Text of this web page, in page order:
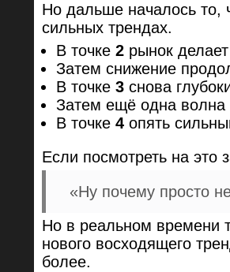
Но дальше началось то,
сильных трендах.
В точке 2 рынок
Затем снижение
В точке 3 снова
Затем ещё одна волна
В точке 4 опять
Если посмотреть на это
«Ну почему просто
Но в реальном времени
нового восходящего
более.